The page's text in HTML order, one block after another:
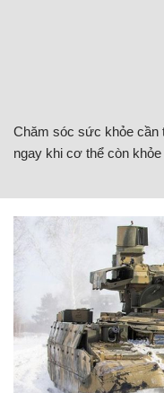
Chăm sóc sức khỏe cần
ngay khi cơ thể còn khỏe